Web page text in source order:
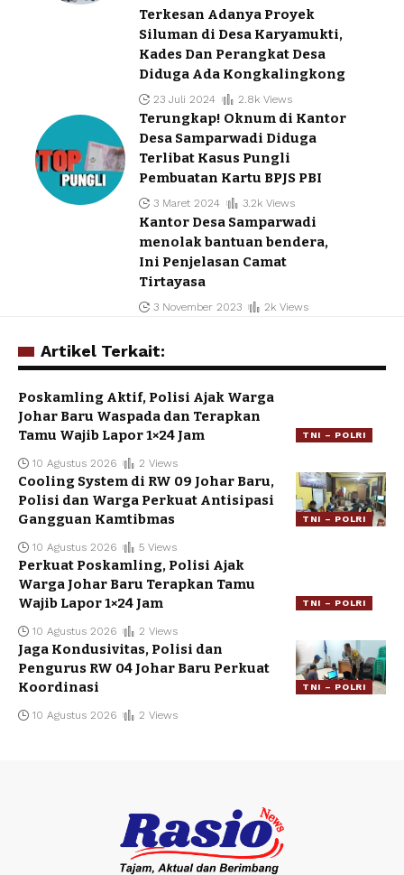
Terkesan Adanya Proyek
Siluman di Desa Karyamukti,
Kades Dan Perangkat Desa
Diduga Ada Kongkalingkong
23 Juli 2024 2.8k Views
Terungkap! Oknum di Kantor
Desa Samparwadi Diduga
Terlibat Kasus Pungli
Pembuatan Kartu BPJS PBI
3 Maret 2024 3.2k Views
Kantor Desa Samparwadi
menolak bantuan bendera,
Ini Penjelasan Camat
Tirtayasa
3 November 2023 2k Views
Artikel Terkait:
TNI – POLRI
Poskamling Aktif, Polisi Ajak Warga
Johar Baru Waspada dan Terapkan
Tamu Wajib Lapor 1×24 Jam
10 Agustus 2026 2 Views
TNI – POLRI
Cooling System di RW 09 Johar Baru,
Polisi dan Warga Perkuat Antisipasi
Gangguan Kamtibmas
10 Agustus 2026 5 Views
TNI – POLRI
Perkuat Poskamling, Polisi Ajak
Warga Johar Baru Terapkan Tamu
Wajib Lapor 1×24 Jam
10 Agustus 2026 2 Views
TNI – POLRI
Jaga Kondusivitas, Polisi dan
Pengurus RW 04 Johar Baru Perkuat
Koordinasi
10 Agustus 2026 2 Views